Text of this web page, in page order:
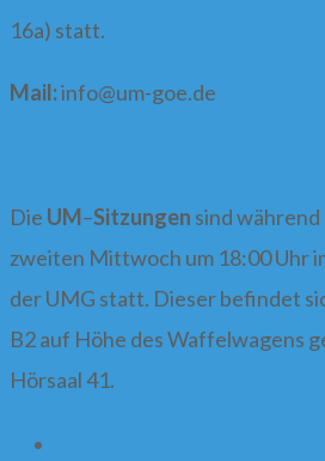
16a) statt.
Mail:info@um-goe.de
Die UM–Sitzungen sind während
zweiten Mittwoch um 18:00 Uhr
der UMG statt. Dieser befindet
B2 auf Höhe des Waffelwagens
Hörsaal 41.